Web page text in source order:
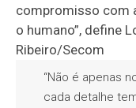
“Não é apenas
cada detalhe